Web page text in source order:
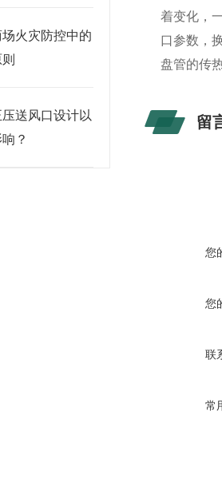
火灾防控中的
送风口设计以
？
着变化，
口参数，
盘管的传
留
您
您
联
常